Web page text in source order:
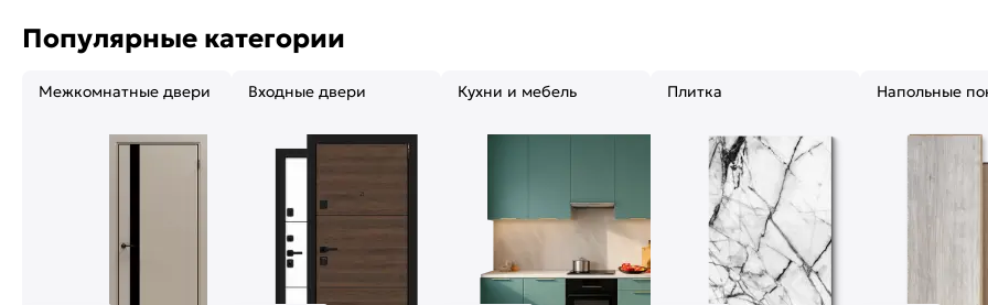
Популярные категории
Межкомнатные двери Входные двери Кухни и мебель Плитка Напольные